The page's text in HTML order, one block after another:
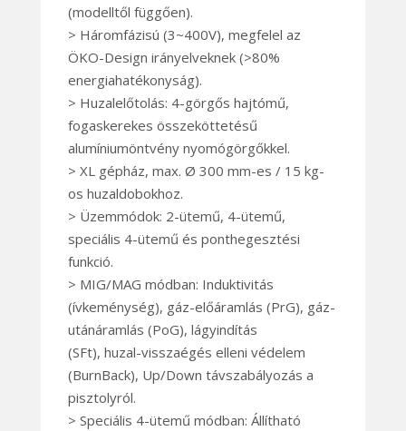
(modelltől függően).
> Háromfázisú (3~400V), megfelel az
ÖKO-Design irányelveknek (>80%
energiahatékonyság).
> Huzalelőtolás: 4-görgős hajtómű,
fogaskerekes összeköttetésű
alumíniumöntvény nyomógörgőkkel.
> XL gépház, max. Ø 300 mm-es / 15 kg-
os huzaldobokhoz.
> Üzemmódok: 2-ütemű, 4-ütemű,
speciális 4-ütemű és ponthegesztési
funkció.
> MIG/MAG módban: Induktivitás
(ívkeménység), gáz-előáramlás (PrG), gáz-
utánáramlás (PoG), lágyindítás
(SFt), huzal-visszaégés elleni védelem
(BurnBack), Up/Down távszabályozás a
pisztolyról.
> Speciális 4-ütemű módban: Állítható